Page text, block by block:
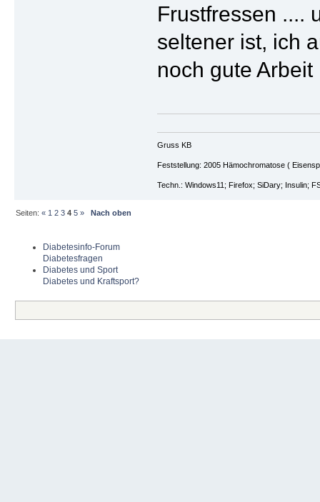
Frustfressen ....
seltener ist, ich
noch gute Arbeit
Gruss KB
Feststellung: 2005 Hämochromatose (
Techn.: Windows11; Firefox; SiDary; Insulin;
Seiten:« 1 2 3 4 5 » Nach oben
Diabetesinfo-Forum
Diabetesfragen
Diabetes und Sport
Diabetes und Kraftsport?